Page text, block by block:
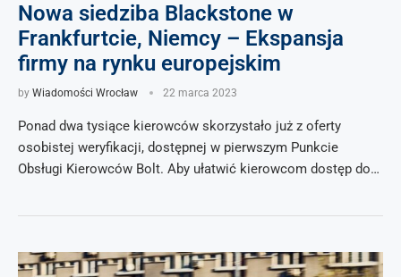
Nowa siedziba Blackstone w
Frankfurtcie, Niemcy – Ekspansja
firmy na rynku europejskim
by Wiadomości Wrocław 22 marca 2023
Ponad dwa tysiące kierowców skorzystało już z oferty
osobistej weryfikacji, dostępnej w pierwszym Punkcie
Obsługi Kierowców Bolt. Aby ułatwić kierowcom dostęp do…